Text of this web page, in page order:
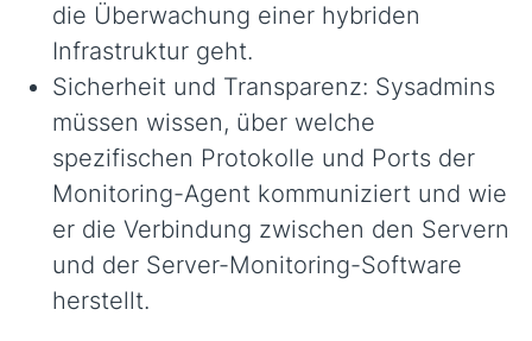
die Überwachung einer hybriden
Infrastruktur geht.
Sicherheit und Transparenz: Sysadmins
müssen wissen, über welche
spezifischen Protokolle und Ports der
Monitoring-Agent kommuniziert und wie
er die Verbindung zwischen den Servern
und der Server-Monitoring-Software
herstellt.